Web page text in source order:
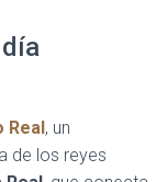
Real, un
de los reyes